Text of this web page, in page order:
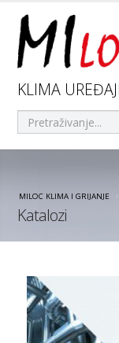
KLIMA
MILOC KLIMA I GRIJANJE
Katalozi